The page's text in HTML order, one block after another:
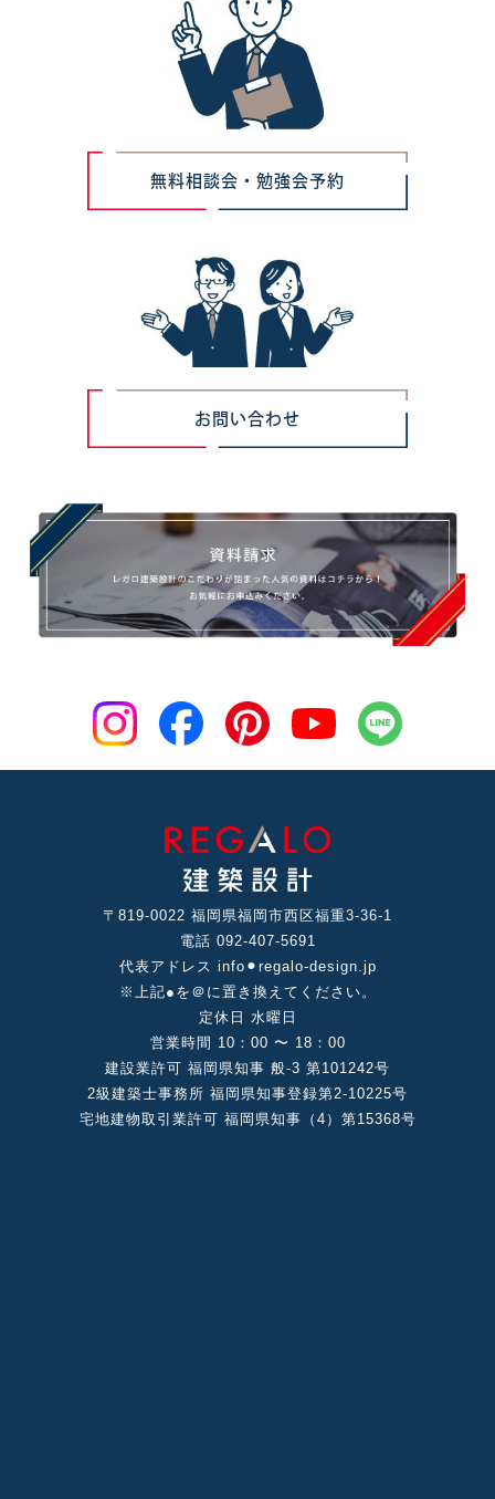
無料相談会・勉強会予約
お問い合わせ
〒819-0022 福岡県福岡市⻄区福重3-36-1
電話 092-407-5691
代表アドレス info⚫︎regalo-design.jp
※上記●を＠に置き換えてください。
定休⽇ ⽔曜⽇
営業時間 10：00 〜 18：00
建設業許可 福岡県知事 般-3 第101242号
2級建築⼠事務所 福岡県知事登録第2-10225号
宅地建物取引業許可 福岡県知事（4）第15368号